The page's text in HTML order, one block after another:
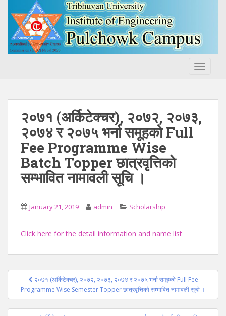
२०७१ (अर्किटेक्चर), २०७२, २०७३,
२०७४ र २०७५ भर्ना समूहको Full
Fee Programme Wise
Batch Topper छात्रवृत्तिको
सम्भावित नामावली सूचि ।
January 21, 2019 admin Scholarship
Click here for the detail information and name list
Post
navigation
२०७१ (अर्किटेक्चर), २०७२, २०७३, २०७४ र २०७५ भर्ना समूहको Full Fee
Programme Wise Semester Topper छात्रवृत्तिको सम्भावित नामावली सूची ।